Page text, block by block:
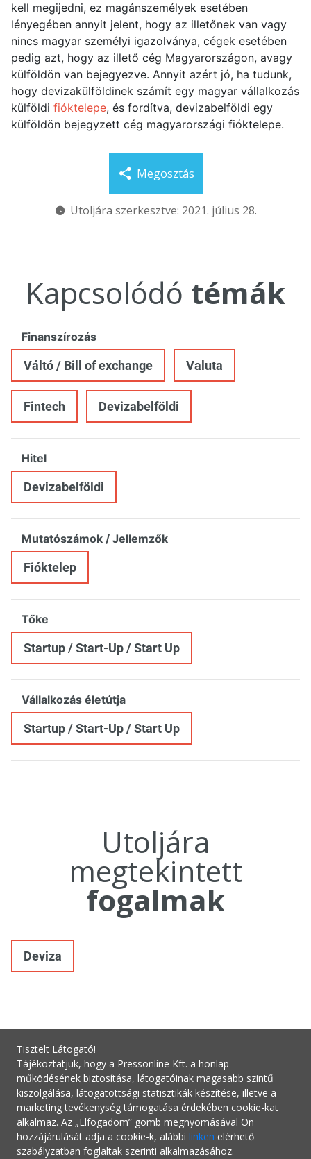
kell megijedni, ez magánszemélyek esetében
lényegében annyit jelent, hogy az illetőnek van vagy
nincs magyar személyi igazolványa, cégek esetében
pedig azt, hogy az illető cég Magyarországon, avagy
külföldön van bejegyezve. Annyit azért jó, ha tudunk,
hogy devizakülföldinek számít egy magyar vállalkozás
külföldi fióktelepe, és fordítva, devizabelföldi egy
külföldön bejegyzett cég magyarországi fióktelepe.
Megosztás
Utoljára szerkesztve: 2021. július 28.
Kapcsolódó témák
Finanszírozás
Váltó / Bill of exchange Valuta
Fintech Devizabelföldi
Hitel
Devizabelföldi
Mutatószámok / Jellemzők
Fióktelep
Tőke
Startup / Start-Up / Start Up
Vállalkozás életútja
Startup / Start-Up / Start Up
Utoljára
megtekintett
fogalmak
Deviza
Tisztelt Látogató!
Tájékoztatjuk, hogy a Pressonline Kft. a honlap
működésének biztosítása, látogatóinak magasabb szintű
kiszolgálása, látogatottsági statisztikák készítése, illetve a
marketing tevékenység támogatása érdekében cookie-kat
alkalmaz. Az „Elfogadom” gomb megnyomásával Ön
hozzájárulását adja a cookie-k, alábbi linken elérhető
szabályzatban foglaltak szerinti alkalmazásához.